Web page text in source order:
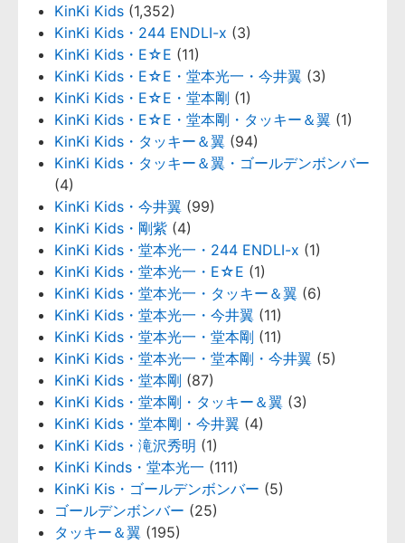
KinKi Kids (1,352)
KinKi Kids・244 ENDLI-x (3)
KinKi Kids・E☆E (11)
KinKi Kids・E☆E・堂本光一・今井翼 (3)
KinKi Kids・E☆E・堂本剛 (1)
KinKi Kids・E☆E・堂本剛・タッキー＆翼 (1)
KinKi Kids・タッキー＆翼 (94)
KinKi Kids・タッキー＆翼・ゴールデンボンバー
(4)
KinKi Kids・今井翼 (99)
KinKi Kids・剛紫 (4)
KinKi Kids・堂本光一・244 ENDLI-x (1)
KinKi Kids・堂本光一・E☆E (1)
KinKi Kids・堂本光一・タッキー＆翼 (6)
KinKi Kids・堂本光一・今井翼 (11)
KinKi Kids・堂本光一・堂本剛 (11)
KinKi Kids・堂本光一・堂本剛・今井翼 (5)
KinKi Kids・堂本剛 (87)
KinKi Kids・堂本剛・タッキー＆翼 (3)
KinKi Kids・堂本剛・今井翼 (4)
KinKi Kids・滝沢秀明 (1)
KinKi Kinds・堂本光一 (111)
KinKi Kis・ゴールデンボンバー (5)
ゴールデンボンバー (25)
タッキー＆翼 (195)